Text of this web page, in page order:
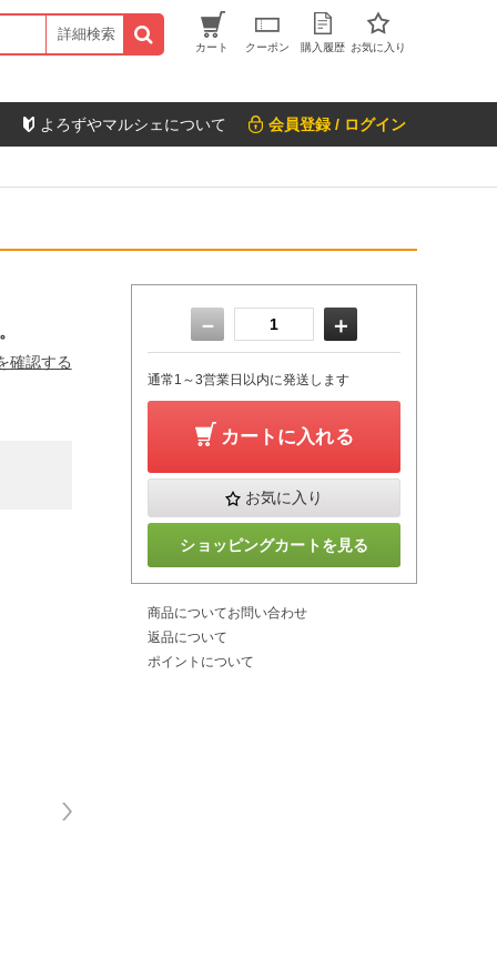
詳細検索
カート クーポン 購入履歴 お気に入り
よろずやマルシェについて 会員登録 / ログイン
確認する
－ ＋
通常1～3営業日以内に発送します
カートに入れる
お気に入り
ショッピングカートを見る
商品についてお問い合わせ
返品について
ポイントについて